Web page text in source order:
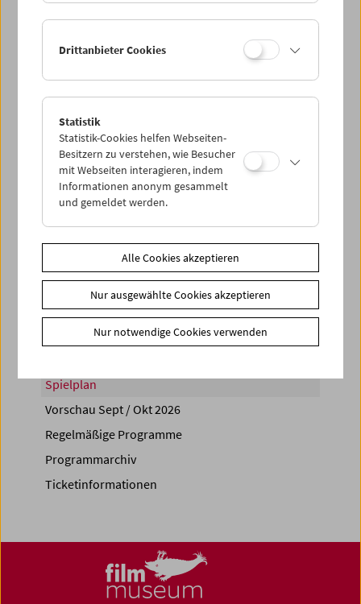
Sa 25.7.
PROGRAMM ÜBERBLICK
Share on
Spielplan
Vorschau Sept / Okt 2026
Regelmäßige Programme
Programmarchiv
Ticketinformationen
Drittanbieter Cookies
Statistik
Statistik-Cookies helfen Webseiten-
Besitzern zu verstehen, wie Besucher
mit Webseiten interagieren, indem
Informationen anonym gesammelt
und gemeldet werden.
Alle Cookies akzeptieren
Nur ausgewählte Cookies akzeptieren
Nur notwendige Cookies verwenden